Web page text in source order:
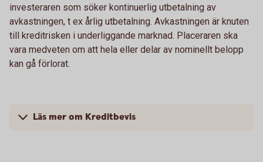
investeraren som söker kontinuerlig utbetalning av
avkastningen, t ex årlig utbetalning. Avkastningen är knuten
till kreditrisken i underliggande marknad. Placeraren ska
vara medveten om att hela eller delar av nominellt belopp
kan gå förlorat.
Läs mer om Kreditbevis